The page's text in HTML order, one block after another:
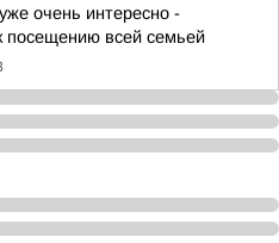
очень интересно -
посещению всей семьей